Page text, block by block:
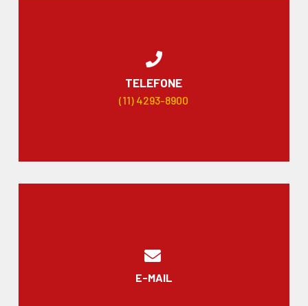
TELEFONE
(11) 4293-8900
E-MAIL